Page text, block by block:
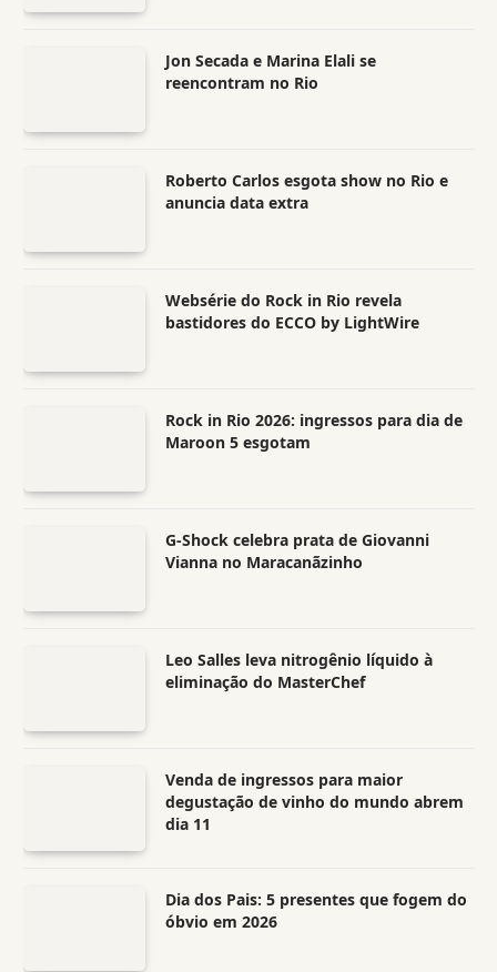
Jon Secada e Marina Elali se
reencontram no Rio
Roberto Carlos esgota show no Rio e
anuncia data extra
Websérie do Rock in Rio revela
bastidores do ECCO by LightWire
Rock in Rio 2026: ingressos para dia de
Maroon 5 esgotam
G-Shock celebra prata de Giovanni
Vianna no Maracanãzinho
Leo Salles leva nitrogênio líquido à
eliminação do MasterChef
Venda de ingressos para maior
degustação de vinho do mundo abrem
dia 11
Dia dos Pais: 5 presentes que fogem do
óbvio em 2026